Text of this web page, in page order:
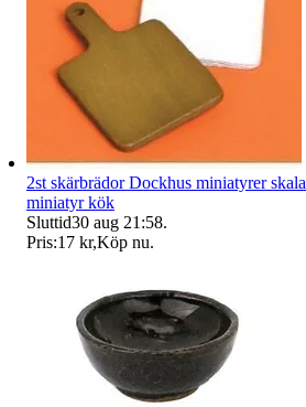
2st skärbrädor Dockhus miniatyrer
miniatyr kök
Sluttid30 aug 21:58.
Pris:17 kr,Köp nu.